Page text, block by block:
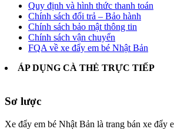
Quy định và hình thức thanh toán
Chính sách đổi trả – Bảo hành
Chính sách bảo mật thông tin
Chính sách vận chuyển
FQA về xe đẩy em bé Nhật Bản
ÁP DỤNG CÀ THẺ TRỰC TIẾP
Sơ lược
Xe đẩy em bé Nhật Bản là trang bán xe đẩy